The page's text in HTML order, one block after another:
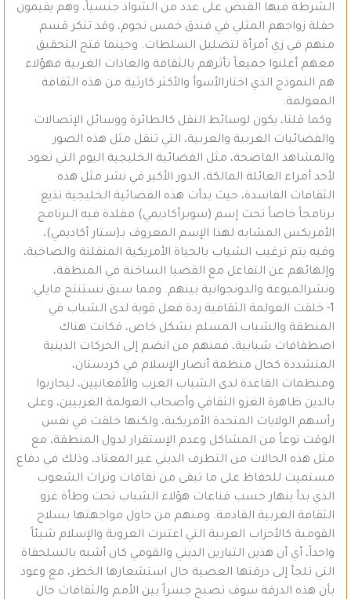
الشرطة فيها القبض على عدد من الشواذ جنسياً، وهم يقيمون
حفلة زواجهم المثلي في فندق خمس نجوم، وقد تنكر قسم
منهم في زي أمرأة لتضليل السلطات. وحينما فتح التحقيق
معهم أعلنوا جميعاً تأثرهم بالثقافة والعادات الغربية فهؤلاء
هم النموذج الذي اختارالأسوأ والأكثر كارثية من هذه الثقافة
المعولمة.
وكما قلنا، يكون لوسائط النقل كالطائرة ووسائل الإتصالات
والفضائيات الغربية والعربية، التي تنقل مثل هذه الصور
والمشاهد الفاضحة، مثل الفضائية الخليجية اليوم التي تعود
لأحد أمراء العائلة المالكة، الدور الأكبر في نشر مثل هذه
الثقافات الفاسدة، حيث بدأت هذه الفضائية الخليجية تذيع
برنامجاً خاصاً تحت إسم (سوبرأكاديمي) مقلدة فيه البرنامج
الأمريكس المشابه لهذا الإسم المعروف بـ(ستار أكاديمي)،
وفيه يتم ترغيب الشياب بالحياة الأمريكية المنفلتة والصاخبة،
وإلهائهم عن التفاعل مع القضيا الساخنة في المنطقة،
ونشرالميوعة والدونجوانية بينهم. ومما سبق نستنتج مايلي:
1- خلقت العولمة الثقافية ردة فعل قوية لدى الشباب في
المنطقة والشباب المسلم بشكل خاص، فكانت هناك
اصطفافات شبابية، فمنهم من انضم إلى الحركات الدينية
المتشددة كحال منظمة أنصار الإسلام في كردستان،
ومنظمات القاعدة لدى الشباب العرب والأفغانيين، ليحاربوا
بالدين ظاهرة الغزو الثقافي وأصحاب العولمة الغربيين، وعلى
رأسهم الولايات المتحدة الأمريكية، ولكنها خلقت في نفس
الوقت نوعاً من المشاكل وعدم الإستقرار لدول المنطقة، مع
مثل هذه الحالات من التطرف الديني غير المعتاد، وذلك في دفاع
مستميت للحفاظ على ما تبقى من ثقافات وتراث الشعوب
الذي بدأ ينهار حسب قناعات هؤلاء الشباب تحت وطأة غزو
الثقافة الغربية القادمة. ومنهم من حاول مواجهتها بسلاح
القومية كالأحزاب العربية التي اعتبرت العروبة والإسلام شيئاً
واحداً، أي أن هذين التيارين الديني والقومي كان أشبه بالسلحفاة
التي تلجأ إلى درقتها العصية حال استشعارها الخطر، مع وعود
بأن هذه الدرقة سوف تصبح جسراً بين الأمم والثقافات حال